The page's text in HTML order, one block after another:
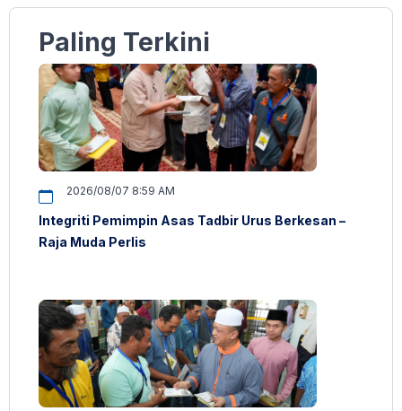
Paling Terkini
2026/08/07 8:59 AM
Integriti Pemimpin Asas Tadbir Urus Berkesan –
Raja Muda Perlis